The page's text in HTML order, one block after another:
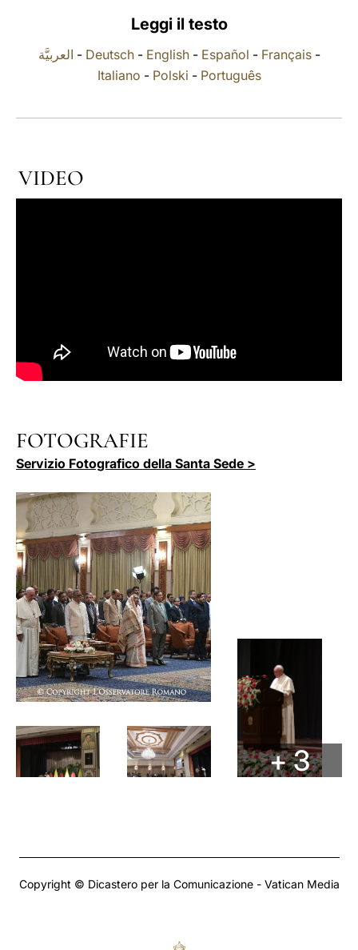
Leggi il testo
العربيَّة - Deutsch- English- Español - Français-
Italiano - Polski - Português
VIDEO
FOTOGRAFIE
Servizio Fotografico della Santa Sede >
+ 3
Copyright © Dicastero per la Comunicazione - Vatican Media